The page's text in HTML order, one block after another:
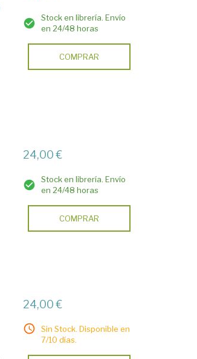
Stock en librería. Envío
en 24/48 horas
COMPRAR
24,00 €
Stock en librería. Envío
en 24/48 horas
COMPRAR
24,00 €
Sin Stock. Disponible en
7/10 días.